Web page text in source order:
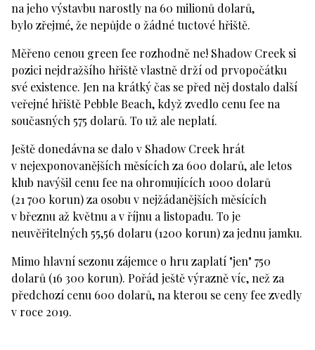
na jeho výstavbu narostly na 60 milionů dolarů,
bylo zřejmé, že nepůjde o žádné tuctové hřiště.
Měřeno cenou green fee rozhodně ne! Shadow Creek si
pozici nejdražšího hřiště vlastně drží od prvopočátku
své existence. Jen na krátký čas se před něj dostalo další
veřejné hřiště Pebble Beach, když zvedlo cenu fee na
současných 575 dolarů. To už ale neplatí.
Ještě donedávna se dalo v Shadow Creek hrát
v nejexponovanějších měsících za 600 dolarů, ale letos
klub navýšil cenu fee na ohromujících 1000 dolarů
(21 700 korun) za osobu v nejžádanějších měsících
v březnu až květnu a v říjnu a listopadu. To je
neuvěřitelných 55,56 dolaru (1200 korun) za jednu jamku.
Mimo hlavní sezonu zájemce o hru zaplatí "jen" 750
dolarů (16 300 korun). Pořád ještě výrazně víc, než za
předchozí cenu 600 dolarů, na kterou se ceny fee zvedly
v roce 2019.